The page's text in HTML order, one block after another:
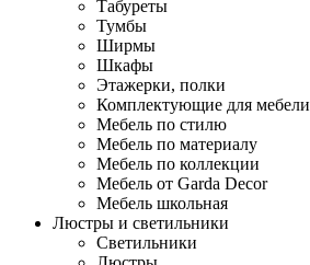
Табуреты
Тумбы
Ширмы
Шкафы
Этажерки, полки
Комплектующие для мебели
Мебель по стилю
Мебель по материалу
Мебель по коллекции
Мебель от Garda Decor
Мебель школьная
Люстры и светильники
Светильники